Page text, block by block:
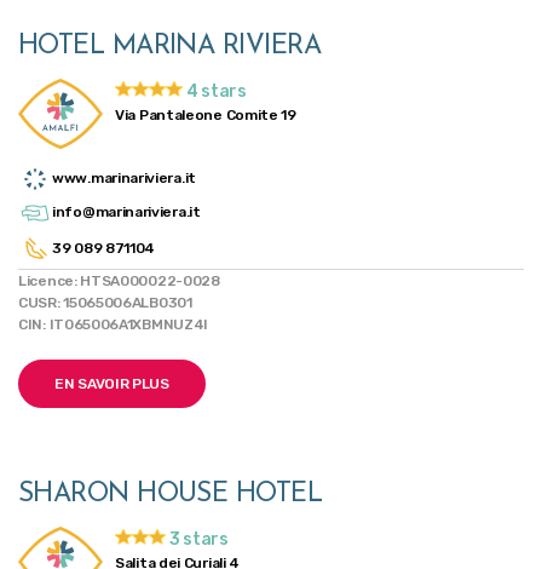
HOTEL MARINA RIVIERA
4 stars
Via Pantaleone Comite 19
www.marinariviera.it
info@marinariviera.it
39 089 871104
Licence: HTSA000022-0028
CUSR: 15065006ALB0301
CIN: IT065006A1XBMNUZ4I
EN SAVOIR PLUS
SHARON HOUSE HOTEL
3 stars
Salita dei Curiali 4